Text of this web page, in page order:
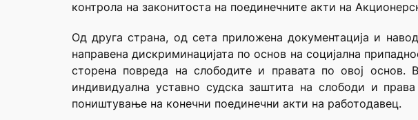
контрола на законитоста на поединечните акти на
Од друга страна, од сета приложена документација и
направена дискриминацијата по основ на социјална
сторена повреда на слободите и правата по овој
индивидуална уставно судска заштита на слободи и
поништување на конечни поединечни акти на работодавец.